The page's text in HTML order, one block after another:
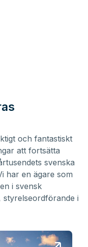
och fantastiskt
att fortsätta
svenska
har en ägare som
i svensk
styrelseordförande i